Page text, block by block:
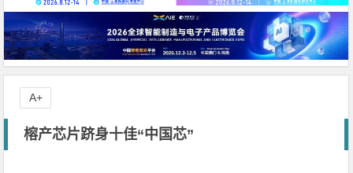
榕产芯片跻身十佳“中国芯”
A+